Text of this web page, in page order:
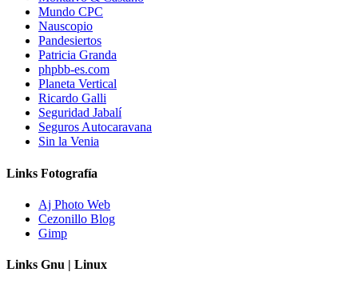
Mundo CPC
Nauscopio
Pandesiertos
Patricia Granda
phpbb-es.com
Planeta Vertical
Ricardo Galli
Seguridad Jabalí
Seguros Autocaravana
Sin la Venia
Links Fotografía
Aj Photo Web
Cezonillo Blog
Gimp
Links Gnu | Linux